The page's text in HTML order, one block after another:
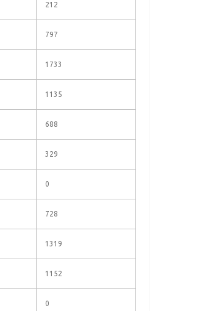
212
797
1733
1135
688
329
0
728
1319
1152
0